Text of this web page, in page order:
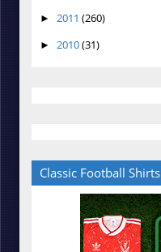
► 2011 (260)
► 2010(31)
Classic Football Shirts